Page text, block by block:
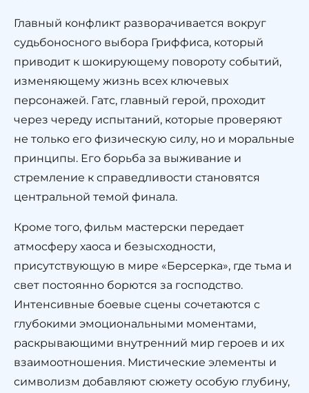
Главный конфликт разворачивается вокруг
судьбоносного выбора Гриффиса, который
приводит к шокирующему повороту событий,
изменяющему жизнь всех ключевых
персонажей. Гатс, главный герой, проходит
через череду испытаний, которые проверяют
не только его физическую силу, но и моральные
принципы. Его борьба за выживание и
стремление к справедливости становятся
центральной темой финала.
Кроме того, фильм мастерски передает
атмосферу хаоса и безысходности,
присутствующую в мире «Берсерка», где тьма и
свет постоянно борются за господство.
Интенсивные боевые сцены сочетаются с
глубокими эмоциональными моментами,
раскрывающими внутренний мир героев и их
взаимоотношения. Мистические элементы и
символизм добавляют сюжету особую глубину,